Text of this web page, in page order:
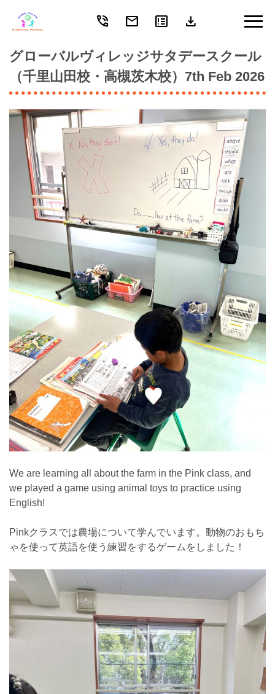
Skip
content
phone_in_talk mail breaking_news download
グローバルヴィレッジサタデースクール
（千里山田校・高槻茨木校）7th Feb 2026
We are learning all about the farm in the Pink class, and
we played a game using animal toys to practice using
English!
Pinkクラスでは農場について学んでいます。動物のおもち
ゃを使って英語を使う練習をするゲームをしました！